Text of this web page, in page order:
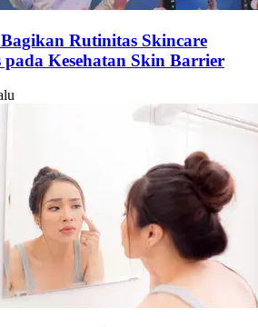
Rutinitas Skincare
pada Kesehatan Skin Barrier